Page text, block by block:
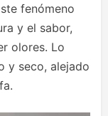
fenómeno
y el sabor,
olores. Lo
y seco, alejado